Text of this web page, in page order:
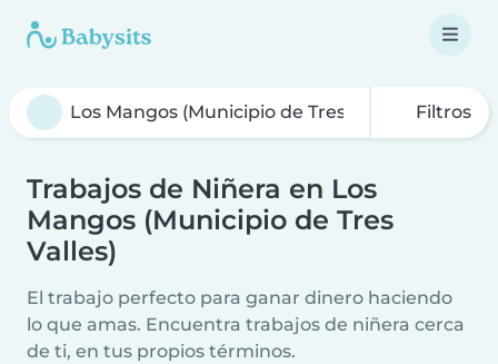
Filtros
Trabajos de Niñera en Los
Mangos (Municipio de Tres
Valles)
El trabajo perfecto para ganar dinero haciendo
lo que amas. Encuentra trabajos de niñera cerca
de ti, en tus propios términos.